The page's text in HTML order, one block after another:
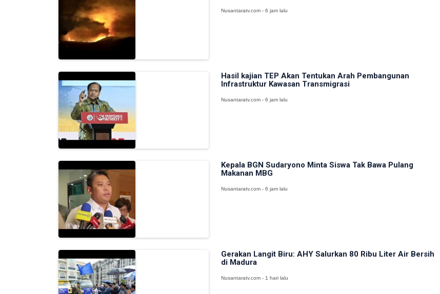
Nusantaratv.com - 6 jam lalu
Hasil kajian TEP Akan Tentukan Arah Pembangunan
Infrastruktur Kawasan Transmigrasi
Nusantaratv.com - 6 jam lalu
Kepala BGN Sudaryono Minta Siswa Tak Bawa Pulang
Makanan MBG
Nusantaratv.com - 6 jam lalu
Gerakan Langit Biru: AHY Salurkan 80 Ribu Liter Air Bersih
di Madura
Nusantaratv.com - 1 hari lalu